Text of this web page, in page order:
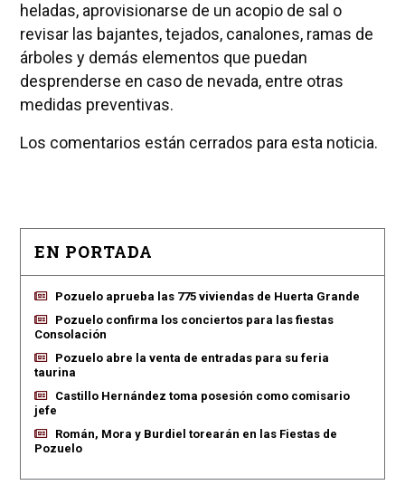
heladas, aprovisionarse de un acopio de sal o
revisar las bajantes, tejados, canalones, ramas de
árboles y demás elementos que puedan
desprenderse en caso de nevada, entre otras
medidas preventivas.
Los comentarios están cerrados para esta noticia.
EN PORTADA
Pozuelo aprueba las 775 viviendas de Huerta Grande
Pozuelo confirma los conciertos para las fiestas
Consolación
Pozuelo abre la venta de entradas para su feria
taurina
Castillo Hernández toma posesión como comisario
jefe
Román, Mora y Burdiel torearán en las Fiestas de
Pozuelo